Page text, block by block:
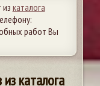
каталога
работ Вы
каталога